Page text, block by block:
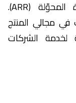
دولار من الإيرادات السنوية المتكررة المحوّلة (ARR).
مجالي المنتج
لخدمة الشركات